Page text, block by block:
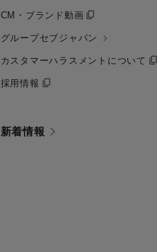
CM・ブランド動画
グループセブジャパン
カスタマーハラスメントについて
採用情報
新着情報